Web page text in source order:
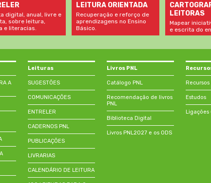
digital, anual, livre e
sobre leitura,
e literacias.
LEITURA ORIENTADA
Recuperação e reforço de
aprendizagens no Ensino
Básico.
LEITORAS
Mapear
e escrita do
A
Leituras
SUGESTÕES
COMUNICAÇÕES
ENTRELER
CADERNOS PNL
PUBLICAÇÕES
LIVRARIAS
CALENDÁRIO DE LEITURA
Livros PNL
Catálogo PNL
Recomendação de livros
PNL
Biblioteca Digital
Livros PNL2027 e os ODS
Recursos
Estudos
Ligações